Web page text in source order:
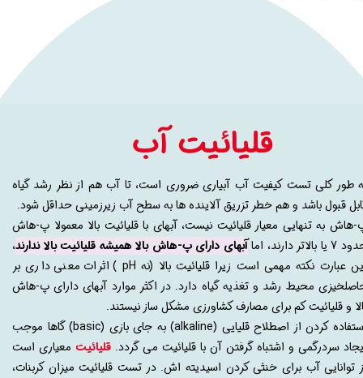
قلیائیت آب
طور کلیتست کیفیت آب آبیاری ضروری است، تا آب هم از نظر رشد گیاه
قبول باشد و هم خطر تزریق آلاینده ها به سطح آب زیرزمینی حداقل شود.
هاش به تنهایی معیار قلیائیت نیست، آبهای با قلیائیت بالا معمولا پ-هاش
بالاتر دارند، اما
آبهای دارای پ-هاش بالا همیشه قلیائیت بالا ندارند،
این عبارت نکته مهمی است زیرا قلیائیت بالا (نه pH ) اثرات معنی داری بر
محیط رشد و تغذیه گیاه دارد. در اکثر موارد آبهای دارای پ-هاش
و قلیائیت کم برای مصارف کشاورزی مشکل ساز نیستند.
استفاده کردن از اصطلاح قلیایی (alkaline) به جای بازی (basic) گاها موجب
سردرگمی و اشتباه گرفتن آن با قلیائیت می گردد. قلیائیت معیاری است
توانایی آب برای خنثی کردن اسیدیته اش. در تست قلیائیت میزان کربنات،